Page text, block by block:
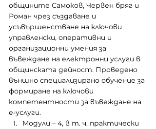
общините Самоков, Червен бряг и
Роман чрез създаване и
усъвършенстване на ключови
управленски, оперативни и
организационни умения за
въвеждане на електронни услуги в
общинската дейност. Проведено
външно специализирано обучение за
формиране на ключови
компетентности за въвеждане на
е-услуги.
Модули – 4, в т. ч. практически